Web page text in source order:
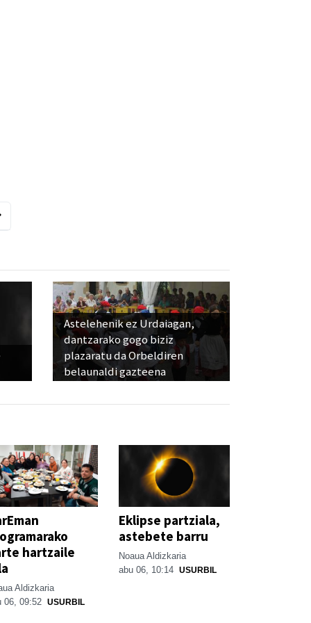
Astelehenik ez Urdaiagan,
dantzarako gogo biziz
plazaratu da Orbeldiren
belaunaldi gazteena
hartzaile
Aldizkaria
06, 09:52 USURBIL
Eklipse partziala,
astebete barru
Noaua Aldizkaria
abu 06, 10:14 USURBIL